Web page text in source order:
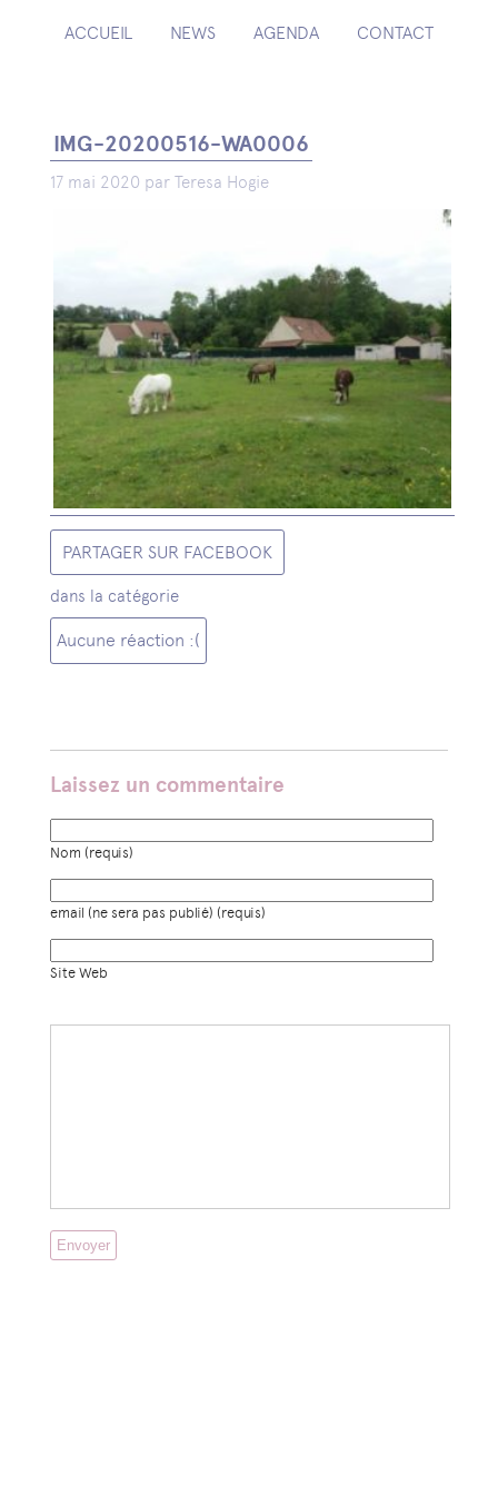
ACCUEIL NEWS AGENDA CONTACT
IMG-20200516-WA0006
17 mai 2020 par Teresa Hogie
PARTAGER SUR FACEBOOK
dans la catégorie
Aucune réaction :(
Laissez un commentaire
Nom (requis)
email (ne sera pas publié) (requis)
Site Web